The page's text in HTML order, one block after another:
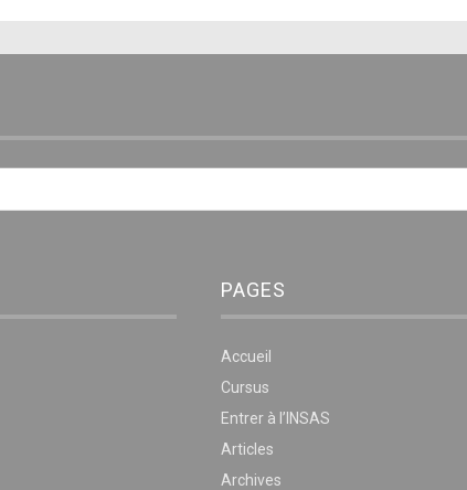
PAGES
Accueil
Cursus
Entrer à l’INSAS
Articles
Archives